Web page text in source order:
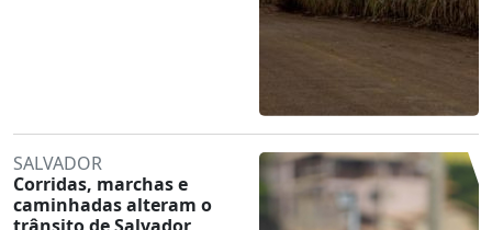
SALVADOR
Corridas, marchas e
caminhadas alteram o